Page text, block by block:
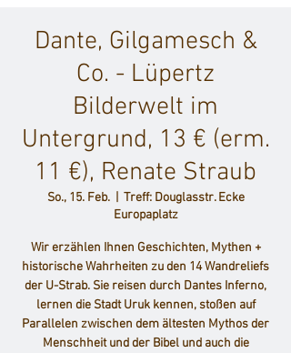
Dante, Gilgamesch &
Co. - Lüpertz
Bilderwelt im
Untergrund, 13 € (erm.
11 €), Renate Straub
So., 15. Feb.
  |
Treff: Douglasstr. Ecke
Europaplatz
Wir erzählen Ihnen Geschichten, Mythen +
historische Wahrheiten zu den 14 Wandreliefs
der U-Strab. Sie reisen durch Dantes Inferno,
lernen die Stadt Uruk kennen, stoßen auf
Parallelen zwischen dem ältesten Mythos der
Menschheit und der Bibel und auch die